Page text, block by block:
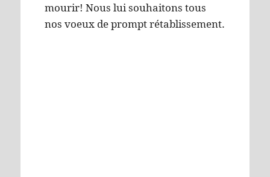
mourir! Nous lui souhaitons tous
nos voeux de prompt rétablissement.